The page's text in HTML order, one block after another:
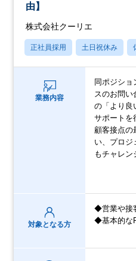
由】
株式会社クーリエ
正社員採用 土日祝休み
業務内容
同ポジショ
スのお問い
の「より良
サポートを
顧客接点の
い、プロジ
もチャレン
対象となる方
◆営業や接
◆基本的な